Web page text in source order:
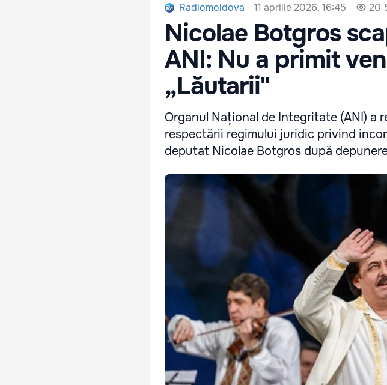
Radiomoldova 11 aprilie 2026, 16:45 20
Nicolae Botgros
ANI: Nu a primit
„Lăutarii"
Organul Național de Integritate (ANI) a
respectării regimului juridic privind
deputat Nicolae Botgros după